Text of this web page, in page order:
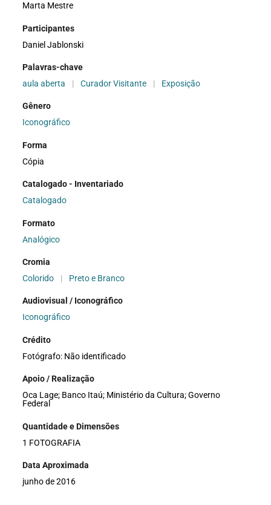
Marta Mestre
Participantes
Daniel Jablonski
Palavras-chave
aula aberta
| Curador Visitante | Exposição
Gênero
Iconográfico
Forma
Cópia
Catalogado - Inventariado
Catalogado
Formato
Analógico
Cromia
Colorido
| Preto e Branco
Audiovisual / Iconográfico
Iconográfico
Crédito
Fotógrafo: Não identificado
Apoio / Realização
Oca Lage; Banco Itaú; Ministério da Cultura; Governo
Federal
Quantidade e Dimensões
1 FOTOGRAFIA
Data Aproximada
junho de 2016